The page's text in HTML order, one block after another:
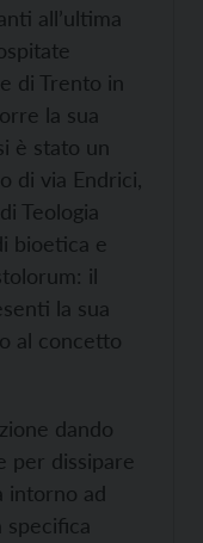
all’ultima
di Trento in
la sua
è stato un
di via Endrici,
Teologia
bioetica e
il
la sua
al concetto
dando
per dissipare
intorno ad